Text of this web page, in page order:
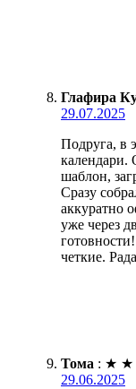
Глафира
29.07.2025
Подруга, в
календари.
шаблон,
Сразу
аккуратно
уже через
четкие.
Тома : ★ ★
29.06.2025